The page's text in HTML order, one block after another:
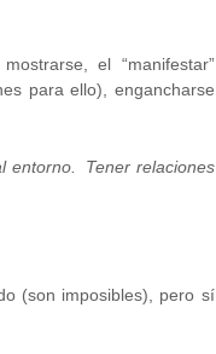
el “manifestar”
para ello), engancharse
entorno. Tener relaciones
(son imposibles), pero sí